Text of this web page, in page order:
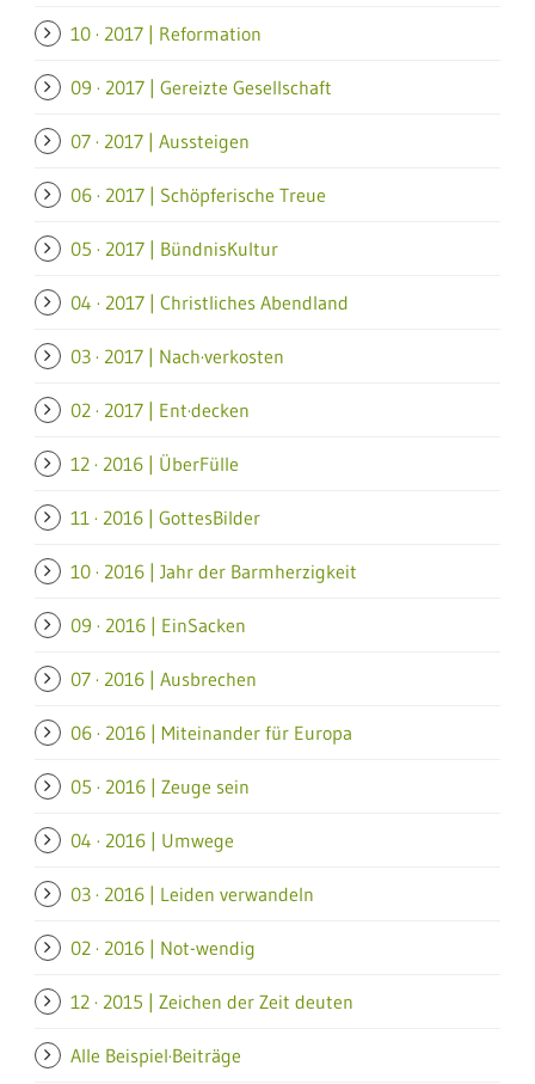
10 · 2017 | Reformation
09 · 2017 | Gereizte Gesellschaft
07 · 2017 | Aussteigen
06 · 2017 | Schöpferische Treue
05 · 2017 | BündnisKultur
04 · 2017 | Christliches Abendland
03 · 2017 | Nach·verkosten
02 · 2017 | Ent·decken
12 · 2016 | ÜberFülle
11 · 2016 | GottesBilder
10 · 2016 | Jahr der Barmherzigkeit
09 · 2016 | EinSacken
07 · 2016 | Ausbrechen
06 · 2016 | Miteinander für Europa
05 · 2016 | Zeuge sein
04 · 2016 | Umwege
03 · 2016 | Leiden verwandeln
02 · 2016 | Not-wendig
12 · 2015 | Zeichen der Zeit deuten
Alle Beispiel·Beiträge